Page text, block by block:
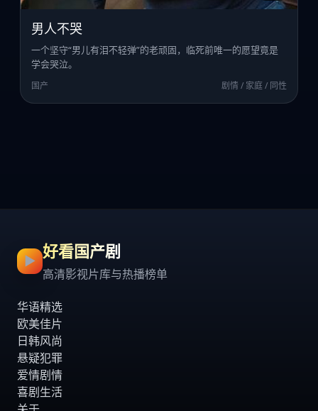
男人不哭
一个坚守“男儿有泪不轻弹”的老顽固，临死前唯一的愿望竟是
学会哭泣。
国产 剧情 / 家庭 / 同性
▶ 好看国产剧
高清影视片库与热播榜单
华语精选
欧美佳片
日韩风尚
悬疑犯罪
爱情剧情
喜剧生活